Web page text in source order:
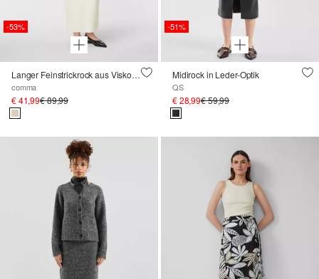
-53%
Langer Feinstrickrock aus Viskosemix
comma
€ 41,99€ 89,99
-51%
Midirock in Leder-Optik
QS
€ 28,99€ 59,99